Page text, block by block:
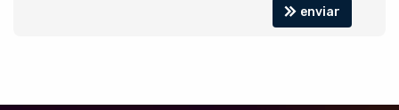
enviar